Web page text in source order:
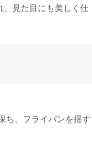
、見た目にも美しく仕
ち、フライパンを揺す